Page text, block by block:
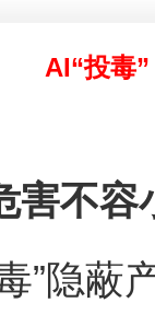
AI“投毒
不容
隐蔽